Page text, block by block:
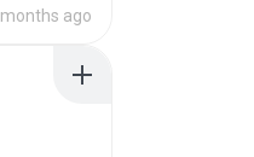
ago